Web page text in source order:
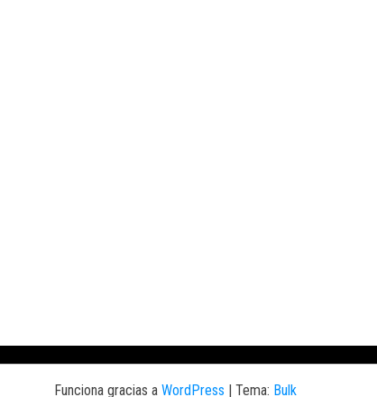
variantes. Las opciones se pueden elegir en la página de
Funciona gracias a WordPress Tema: Bulk